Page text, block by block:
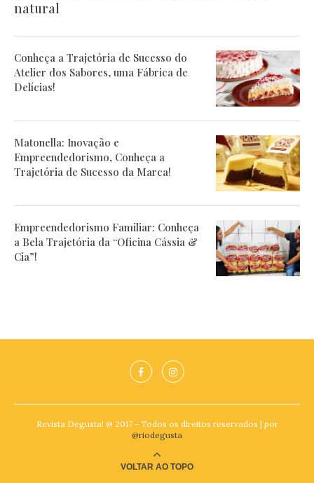
natural
Conheça a Trajetória de Sucesso do
Atelier dos Sabores, uma Fábrica de
Delícias!
Matonella: Inovação e
Empreendedorismo, Conheça a
Trajetória de Sucesso da Marca!
Empreendedorismo Familiar: Conheça
a Bela Trajetória da “Oficina Cássia &
Cia”!
Revista Degusta! @ 2017 - Todos os direitos reservados | por
@riodegusta
VOLTAR AO TOPO